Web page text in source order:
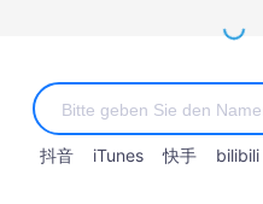
抖音 iTunes 快手 bilibili